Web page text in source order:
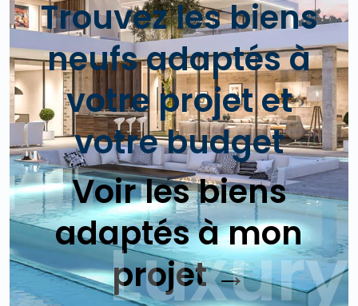
Trouvez les biens
neufs adaptés à
votre projet et
votre budget
Voir les biens
adaptés à mon
projet →
Luxury